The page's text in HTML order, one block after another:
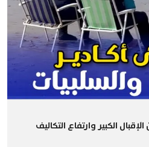
الكبير وارتفاع التكاليف